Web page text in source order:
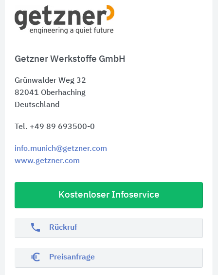
Getzner Werkstoffe GmbH
Grünwalder Weg 32
82041 Oberhaching
Deutschland
Tel. +49 89 693500-0
info.munich@getzner.com
www.getzner.com
Kostenloser Infoservice
phone Rückruf
euro_symbol Preisanfrage